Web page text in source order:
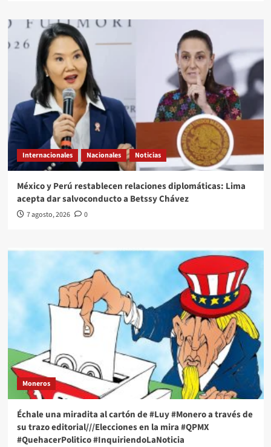
Internacionales Nacionales Noticias
México y Perú restablecen relaciones diplomáticas: Lima
acepta dar salvoconducto a Betssy Chávez
7 agosto, 2026 0
Moneros
Échale una miradita al cartón de #Luy #Monero a través de
su trazo editorial///Elecciones en la mira #QPMX
#QuehacerPolitico #InquiriendoLaNoticia